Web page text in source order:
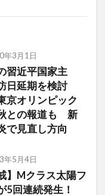
年3月1日
習近平国家主
日延期を検討
京オリンピック
との報道も 新
で見直し方向
年5月4日
】Mクラス太陽フ
5回連続発生！